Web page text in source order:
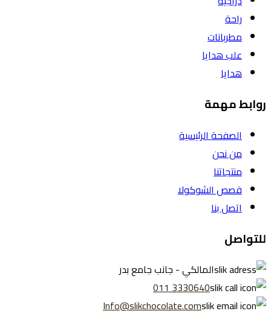
راحة
مطربانات
علب هدايا
هدايا
روابط مهمة
الصفحة الرئيسية
من نحن
منتجاتنا
قصص الشوكولا
اتصل بنا
للتواصل
المالكي - جانب جامع بدر
3330640 011
Info@slikchocolate.com